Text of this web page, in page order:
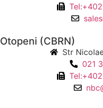
Otopeni (CBRN)
Str
021